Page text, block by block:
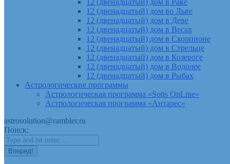
12 (двенадцатый) дом в Раке
12 (двенадцатый) дом во Льве
12 (двенадцатый) дом в Деве
12 (двенадцатый) дом в Весах
12 (двенадцатый) дом в Скорпионе
12 (двенадцатый) дом в Стрельце
12 (двенадцатый) дом в Козероге
12 (двенадцатый) дом в Водолее
12 (двенадцатый) дом в Рыбах
Астрологические программы
Астрологическая программа «Sotis OnLine»
Астрологическая программа «Антарес»
astrosolution@rambler.ru
Поиск: